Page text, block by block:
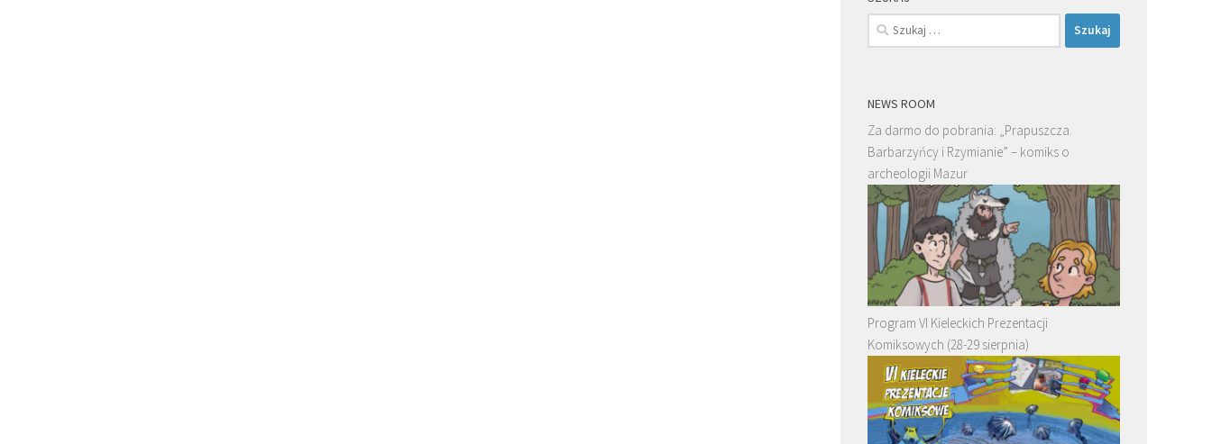
Szukaj:
NEWS ROOM
Za darmo do pobrania: „Prapuszcza.
Barbarzyńcy i Rzymianie” – komiks o
archeologii Mazur
Program VI Kieleckich Prezentacji
Komiksowych (28-29 sierpnia)